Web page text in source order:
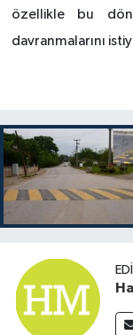
özellikle bu
davranmalarını